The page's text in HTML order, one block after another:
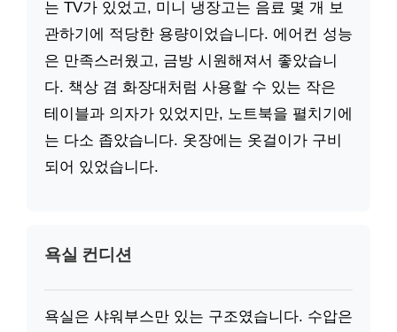
는 TV가 있었고, 미니 냉장고는 음료 몇 개 보
관하기에 적당한 용량이었습니다. 에어컨 성능
은 만족스러웠고, 금방 시원해져서 좋았습니
다. 책상 겸 화장대처럼 사용할 수 있는 작은
테이블과 의자가 있었지만, 노트북을 펼치기에
는 다소 좁았습니다. 옷장에는 옷걸이가 구비
되어 있었습니다.
욕실 컨디션
욕실은 샤워부스만 있는 구조였습니다. 수압은